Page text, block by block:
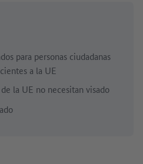
para personas ciudadanas
a la UE
la UE no necesitan visado